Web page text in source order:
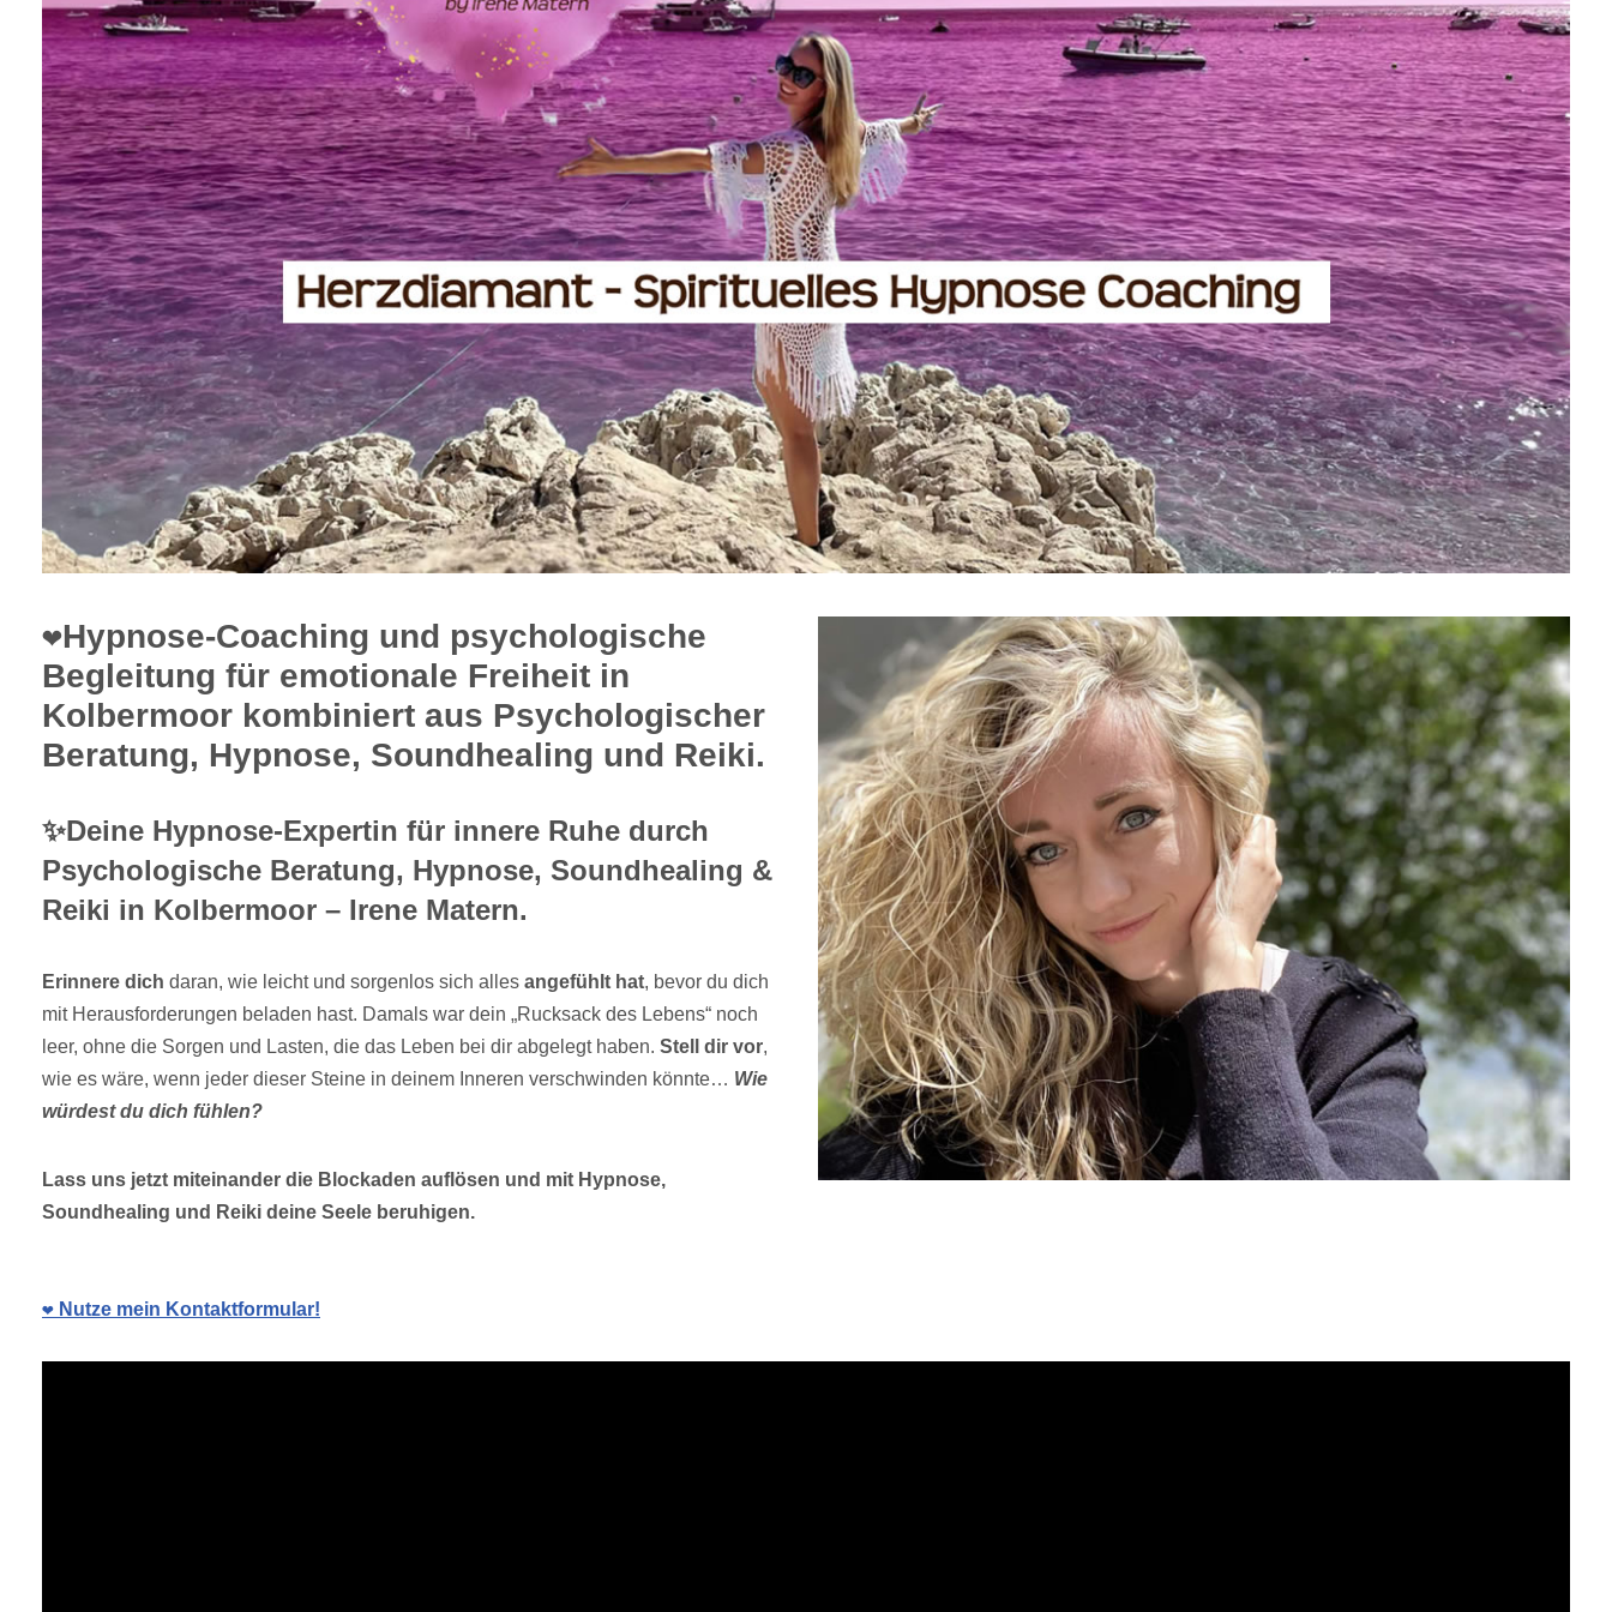
❤️Hypnose-Coaching und psychologische
Begleitung für emotionale Freiheit in
Kolbermoor kombiniert aus Psychologischer
Beratung, Hypnose, Soundhealing und Reiki.
✨Deine Hypnose-Expertin für innere Ruhe durch
Psychologische Beratung, Hypnose, Soundhealing &
Reiki in Kolbermoor – Irene Matern.
Erinnere dich daran, wie leicht und sorgenlos sich alles angefühlt hat, bevor du dich
mit Herausforderungen beladen hast. Damals war dein „Rucksack des Lebens“ noch
leer, ohne die Sorgen und Lasten, die das Leben bei dir abgelegt haben. Stell dir vor,
wie es wäre, wenn jeder dieser Steine in deinem Inneren verschwinden könnte… Wie
würdest du dich fühlen?
Lass uns jetzt miteinander die Blockaden auflösen und mit Hypnose,
Soundhealing und Reiki deine Seele beruhigen.
❤️ Nutze mein Kontaktformular!